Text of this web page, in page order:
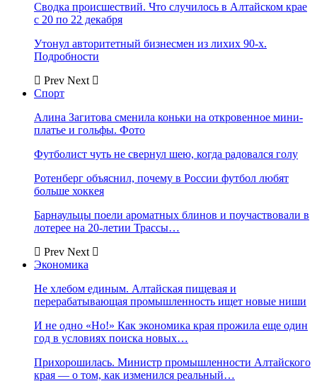
Сводка происшествий. Что случилось в Алтайском крае
с 20 по 22 декабря
Утонул авторитетный бизнесмен из лихих 90-х.
Подробности
Prev Next
Спорт
Алина Загитова сменила коньки на откровенное мини-
платье и гольфы. Фото
Футболист чуть не свернул шею, когда радовался голу
Ротенберг объяснил, почему в России футбол любят
больше хоккея
Барнаульцы поели ароматных блинов и поучаствовали в
лотерее на 20-летии Трассы…
Prev Next
Экономика
Не хлебом единым. Алтайская пищевая и
перерабатывающая промышленность ищет новые ниши
И не одно «Но!» Как экономика края прожила еще один
год в условиях поиска новых…
Прихорошилась. Министр промышленности Алтайского
края — о том, как изменился реальный…